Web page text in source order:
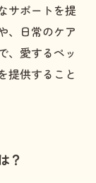
サポートを提
、日常のケア
、愛するペッ
提供すること
？